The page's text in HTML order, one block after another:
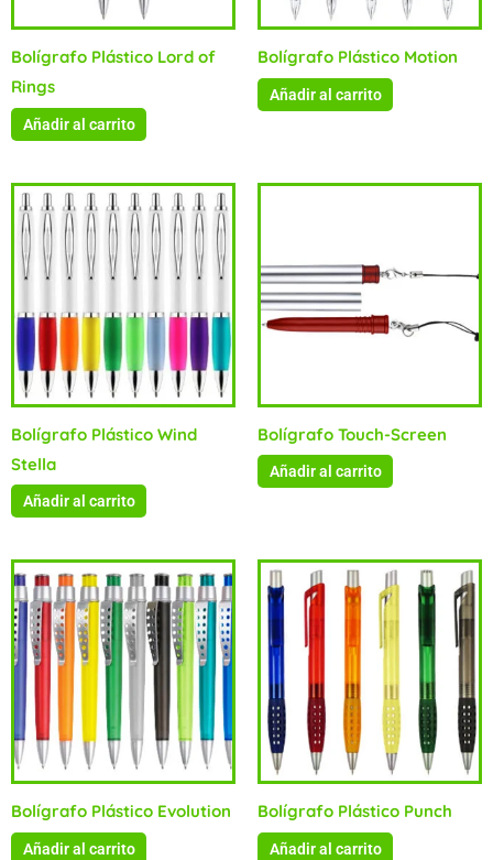
Bolígrafo Plástico Lord of
Rings
Añadir al carrito
Bolígrafo Plástico Motion
Añadir al carrito
Bolígrafo Plástico Wind
Stella
Añadir al carrito
Bolígrafo Touch-Screen
Añadir al carrito
Bolígrafo Plástico Evolution
Añadir al carrito
Bolígrafo Plástico Punch
Añadir al carrito